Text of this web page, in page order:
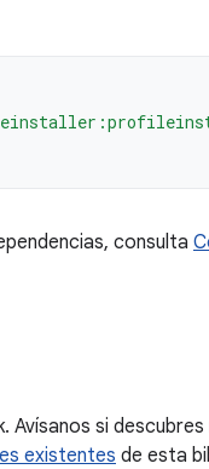
consulta
si
existentes de esta